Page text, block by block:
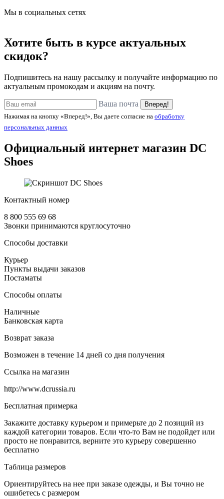
Мы в социальных сетях
Хотите быть в курсе актуальных
скидок?
Подпишитесь на нашу рассылку и получайте информацию по
актуальным промокодам и акциям на почту.
Ваша почта
Вперед!
Нажимая на кнопку «Вперед!», Вы даете согласие на обработку
персональных данных
Официальный интернет магазин DC
Shoes
Контактный номер
8 800 555 69 68
Звонки принимаются круглосуточно
Способы доставки
Курьер
Пункты выдачи заказов
Постаматы
Способы оплаты
Наличные
Банковская карта
Возврат заказа
Возможен в течение 14 дней со дня получения
Ссылка на магазин
http://www.dcrussia.ru
Бесплатная примерка
Закажите доставку курьером и примерьте до 2 позиций из
каждой категории товаров. Если что-то Вам не подойдет или
просто не понравится, верните это курьеру совершенно
бесплатно
Таблица размеров
Ориентируйтесь на нее при заказе одежды, и Вы точно не
ошибетесь с размером